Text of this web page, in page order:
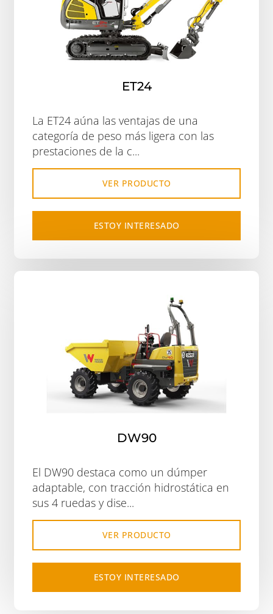
ET24
La ET24 aúna las ventajas de una
categoría de peso más ligera con las
prestaciones de la c...
VER PRODUCTO
ESTOY INTERESADO
DW90
El DW90 destaca como un dúmper
adaptable, con tracción hidrostática en
sus 4 ruedas y dise...
VER PRODUCTO
ESTOY INTERESADO